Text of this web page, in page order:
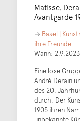
Matisse,
Avantgarde
→ Basel |
ihre Freunde
Wann:
Eine lose
André Derain
des 20.
durch. Der
1905 ihren